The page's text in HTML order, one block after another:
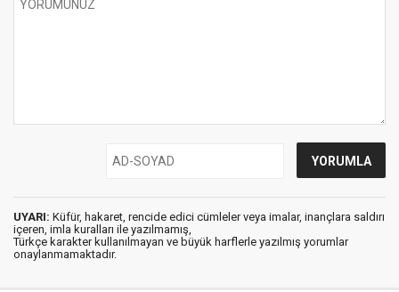
UYARI: Küfür, hakaret, rencide edici cümleler veya imalar, inançlara saldırı
içeren, imla kuralları ile yazılmamış,
Türkçe karakter kullanılmayan ve büyük harflerle yazılmış yorumlar
onaylanmamaktadır.